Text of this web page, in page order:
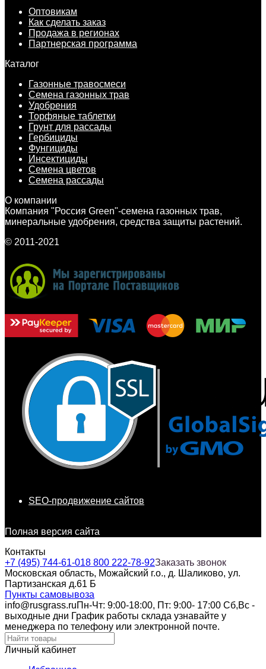
Оптовикам
Как сделать заказ
Продажа в регионах
Партнерская программа
Каталог
Газонные травосмеси
Семена газонных трав
Удобрения
Торфяные таблетки
Грунт для рассады
Гербициды
Фунгициды
Инсектициды
Семена цветов
Семена рассады
О компании
Компания "Россия Green"-семена газонных трав,
минеральные удобрения, средства защиты растений.
© 2011-2021
SEO-продвижение сайтов
Полная версия сайта
Контакты
+7 (495) 744-61-018 800 222-78-92Заказать звонок
Московская область, Можайский г.о., д. Шаликово, ул.
Партизанская д.61 Б
Пункты самовывоза
info@rusgrass.ruПн-Чт: 9:00-18:00, Пт: 9:00- 17:00 Сб,Вс -
выходные дни График работы склада узнавайте у
менеджера по телефону или электронной почте.
Личный кабинет